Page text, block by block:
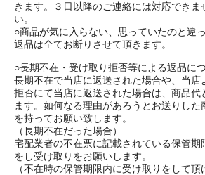
きます。３日以降のご連絡には対応できま
い。
○商品が気に入らない、思っていたのと違
返品は全てお断りさせて頂きます。
○長期不在・受け取り拒否等による返品に
長期不在で当店に返送された場合や、当店
拒否にて当店に返送された場合は、商品代
ます。如何なる理由があろうとお送りし
を持ってお願い致します。
（長期不在だった場合）
宅配業者の不在票に記載されている保管期
をし受け取りをお願いします。
（不在時の保管期限内に受け取りをして頂